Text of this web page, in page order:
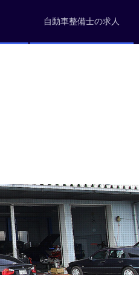
自動車整備士の求人